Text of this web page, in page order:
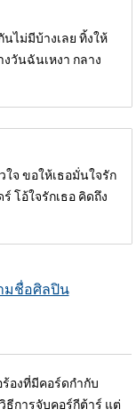
ไม่มีบ้างเลย ทิ้งให้
วันฉันเหงา กลาง
จ ขอให้เธอมั่นใจรัก
โอ้ใจรักเธอ คิดถึง
มชื่อศิลปิน
ร้องที่มีคอร์ดกำกับ
ธีการจับคอร์กีต้าร์ แต่